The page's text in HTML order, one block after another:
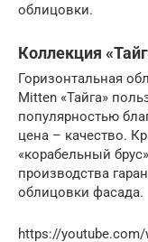
облицовки.
Коллекция
Горизонтальная
Mitten «Тайга»
популярностью
цена – качество.
«корабельный
производства
облицовки фасада.
https://youtube.com/